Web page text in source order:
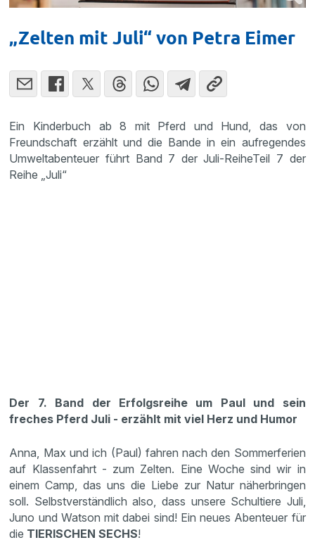
„Zelten mit Juli“ von Petra Eimer
Ein Kinderbuch ab 8 mit Pferd und Hund, das von
Freundschaft erzählt und die Bande in ein aufregendes
Umweltabenteuer führt Band 7 der Juli-ReiheTeil 7 der
Reihe „Juli“
Der 7. Band der Erfolgsreihe um Paul und sein
freches Pferd Juli - erzählt mit viel Herz und Humor
Anna, Max und ich (Paul) fahren nach den Sommerferien
auf Klassenfahrt - zum Zelten. Eine Woche sind wir in
einem Camp, das uns die Liebe zur Natur näherbringen
soll. Selbstverständlich also, dass unsere Schultiere Juli,
Juno und Watson mit dabei sind! Ein neues Abenteuer für
die TIERISCHEN SECHS!